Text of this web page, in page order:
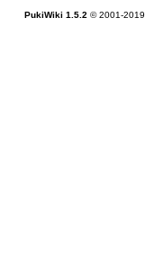
PukiWiki 1.5.2 © 2001-2019